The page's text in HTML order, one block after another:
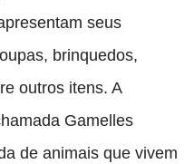
seus
brinquedos,
outros itens. A
Gamelles
de animais que vivem